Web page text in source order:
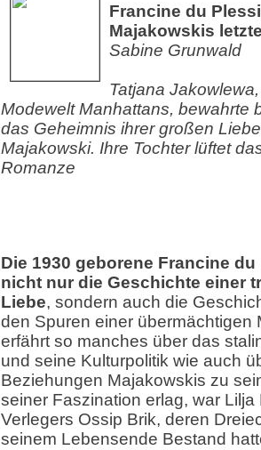
Francine du
Majakowskis
Sabine Grunwald
Tatjana
Modewelt Manhattans, bewahrte
das Geheimnis ihrer großen
Majakowski. Ihre Tochter lüftet
Romanze
Die 1930 geborene Francine
nicht nur die Geschichte einer
Liebe, sondern auch die
den Spuren einer übermächtigen
erfährt so manches über das
und seine Kulturpolitik wie auch
Beziehungen Majakowskis zu
seiner Faszination erlag, war
Verlegers Ossip Brik, deren
seinem Lebensende Bestand